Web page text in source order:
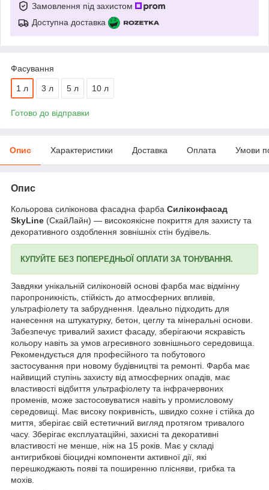
Замовлення під захистом
Доступна доставка
Фасування
1 л 3 л 5 л 10 л
Готово до відправки
Опис Характеристики Доставка Оплата Умови
Опис
Кольорова силіконова фасадна фарба Силіконфасад
SkyLine (СкайЛайн) — високоякісне покриття для захисту та
декоративного оздоблення зовнішніх стін будівель.
КУПУЙТЕ БЕЗ ПОПЕРЕДНЬОЇ ОПЛАТИ ЗА ТОНУВАННЯ.
Завдяки унікальній силіконовій основі фарба має відмінну
паропроникність, стійкість до атмосферних впливів,
ультрафіолету та забруднення. Ідеально підходить для
нанесення на штукатурку, бетон, цеглу та мінеральні основи.
Забезпечує тривалий захист фасаду, зберігаючи яскравість
кольору навіть за умов агресивного зовнішнього середовища.
Рекомендується для професійного та побутового
застосування при новому будівництві та ремонті. Фарба має
найвищий ступінь захисту від атмосферних опадів, має
властивості відбиття ультрафіолету та інфрачервоних
променів, може застосовуватися навіть у промисловому
середовищі. Має високу покривність, швидко сохне і стійка до
миття, зберігає свій естетичний вигляд протягом тривалого
часу. Зберігає експлуатаційні, захисні та декоративні
властивості не менше, ніж на 15 років. Має у складі
антигрибкові біоцидні компоненти активної дії, які
перешкоджають появі та поширенню плісняви, грибка та
мохів.